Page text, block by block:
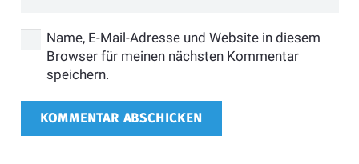
Name, E-Mail-Adresse und Website in diesem
Browser für meinen nächsten Kommentar
speichern.
KOMMENTAR ABSCHICKEN